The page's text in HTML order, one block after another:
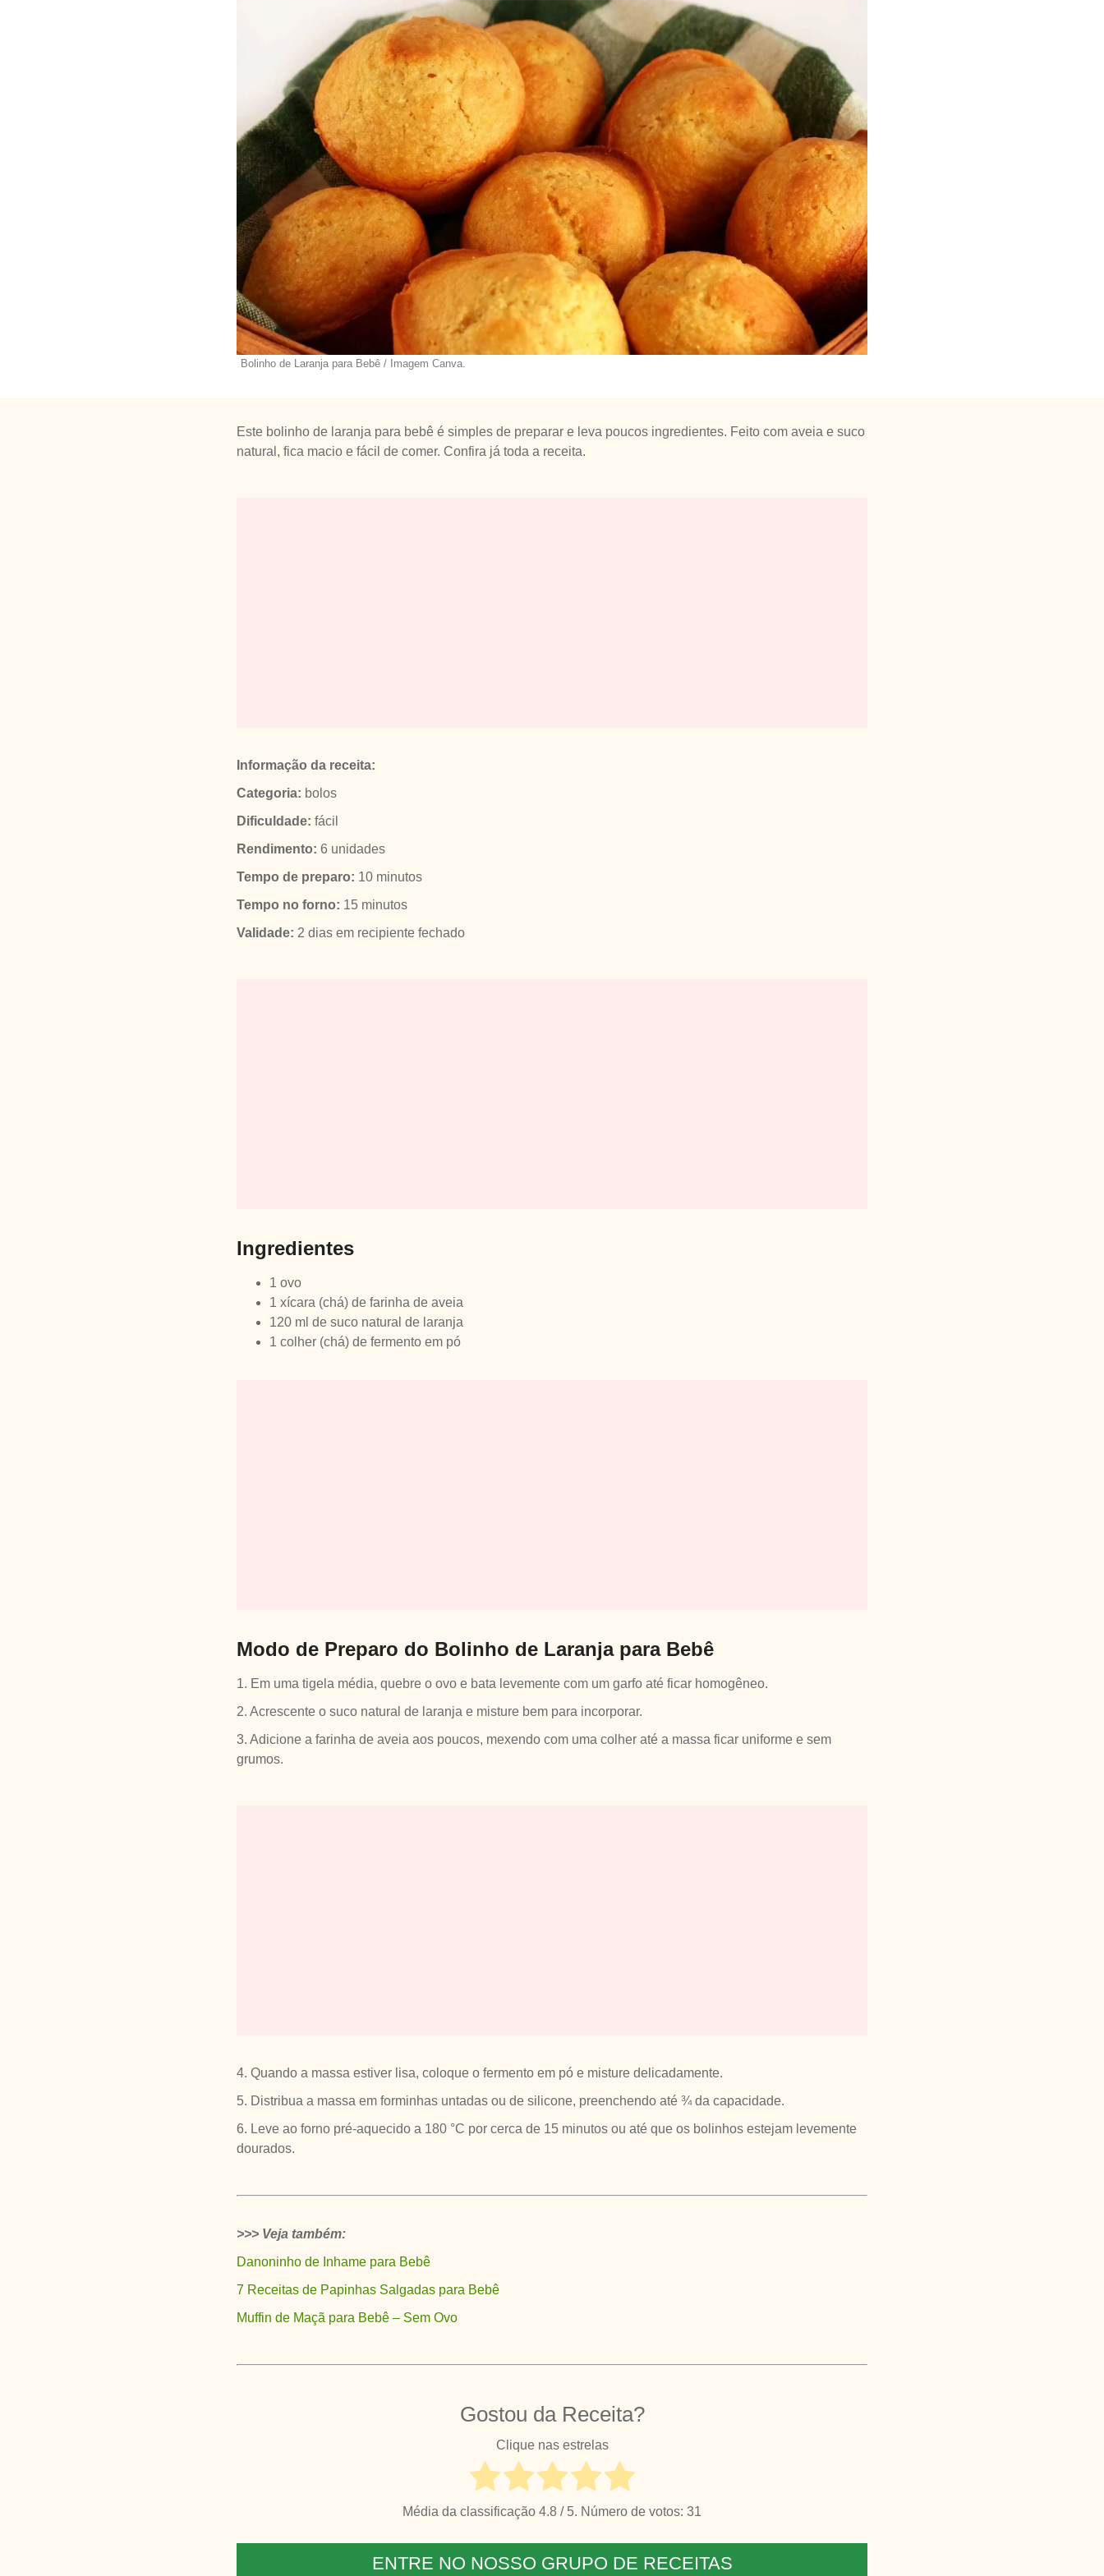
Bolinho de Laranja para Bebê / Imagem Canva.
Este bolinho de laranja para bebê é simples de preparar e leva poucos ingredientes. Feito com aveia e suco
natural, fica macio e fácil de comer. Confira já toda a receita.
Informação da receita:
Categoria: bolos
Dificuldade: fácil
Rendimento: 6 unidades
Tempo de preparo: 10 minutos
Tempo no forno: 15 minutos
Validade: 2 dias em recipiente fechado
Ingredientes
1 ovo
1 xícara (chá) de farinha de aveia
120 ml de suco natural de laranja
1 colher (chá) de fermento em pó
Modo de Preparo do Bolinho de Laranja para Bebê
1. Em uma tigela média, quebre o ovo e bata levemente com um garfo até ficar homogêneo.
2. Acrescente o suco natural de laranja e misture bem para incorporar.
3. Adicione a farinha de aveia aos poucos, mexendo com uma colher até a massa ficar uniforme e sem
grumos.
4. Quando a massa estiver lisa, coloque o fermento em pó e misture delicadamente.
5. Distribua a massa em forminhas untadas ou de silicone, preenchendo até ¾ da capacidade.
6. Leve ao forno pré-aquecido a 180 °C por cerca de 15 minutos ou até que os bolinhos estejam levemente
dourados.
>>> Veja também:
Danoninho de Inhame para Bebê
7 Receitas de Papinhas Salgadas para Bebê
Muffin de Maçã para Bebê – Sem Ovo
Gostou da Receita?
Clique nas estrelas
Média da classificação 4.8 / 5. Número de votos: 31
ENTRE NO NOSSO GRUPO DE RECEITAS